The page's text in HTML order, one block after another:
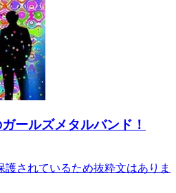
ールズメタルバンド！
護されているため抜粋文はありま